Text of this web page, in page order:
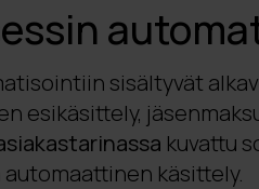
sisältyvät
esikäsittely,
kuvattu
käsittely.